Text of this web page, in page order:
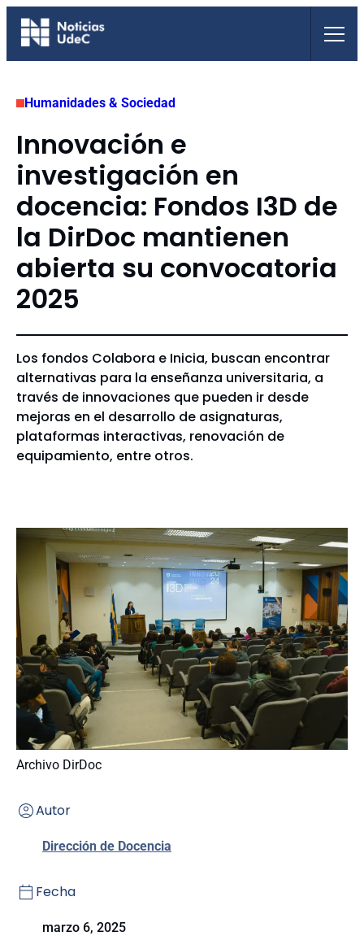
Saltar
Humanidades & Sociedad
Innovación e
investigación en
docencia: Fondos I3D de
la DirDoc mantienen
abierta su convocatoria
2025
Los fondos Colabora e Inicia, buscan encontrar
alternativas para la enseñanza universitaria, a
través de innovaciones que pueden ir desde
mejoras en el desarrollo de asignaturas,
plataformas interactivas, renovación de
equipamiento, entre otros.
Archivo DirDoc
Autor
Dirección de Docencia
Fecha
marzo 6, 2025